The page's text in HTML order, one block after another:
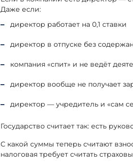
Даже если:
директор работает на 0,1 ставки
директор в отпуске без
компания «спит» и не ведёт
директор вообще не получает
директор — учредитель и «сам
Государство считает так: есть
С какой суммы теперь считают
налоговая требует считать